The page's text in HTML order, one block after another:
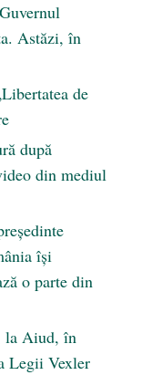
Astăzi, în
de
după
din mediul
își
o parte din
la Aiud, în
Legii Vexler